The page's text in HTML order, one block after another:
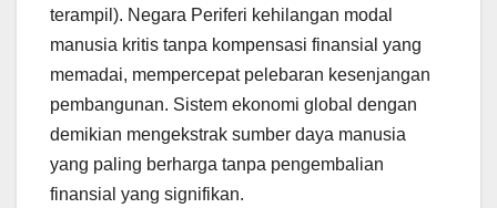
terampil). Negara Periferi kehilangan modal
manusia kritis tanpa kompensasi finansial yang
memadai, mempercepat pelebaran kesenjangan
pembangunan. Sistem ekonomi global dengan
demikian mengekstrak sumber daya manusia
yang paling berharga tanpa pengembalian
finansial yang signifikan.